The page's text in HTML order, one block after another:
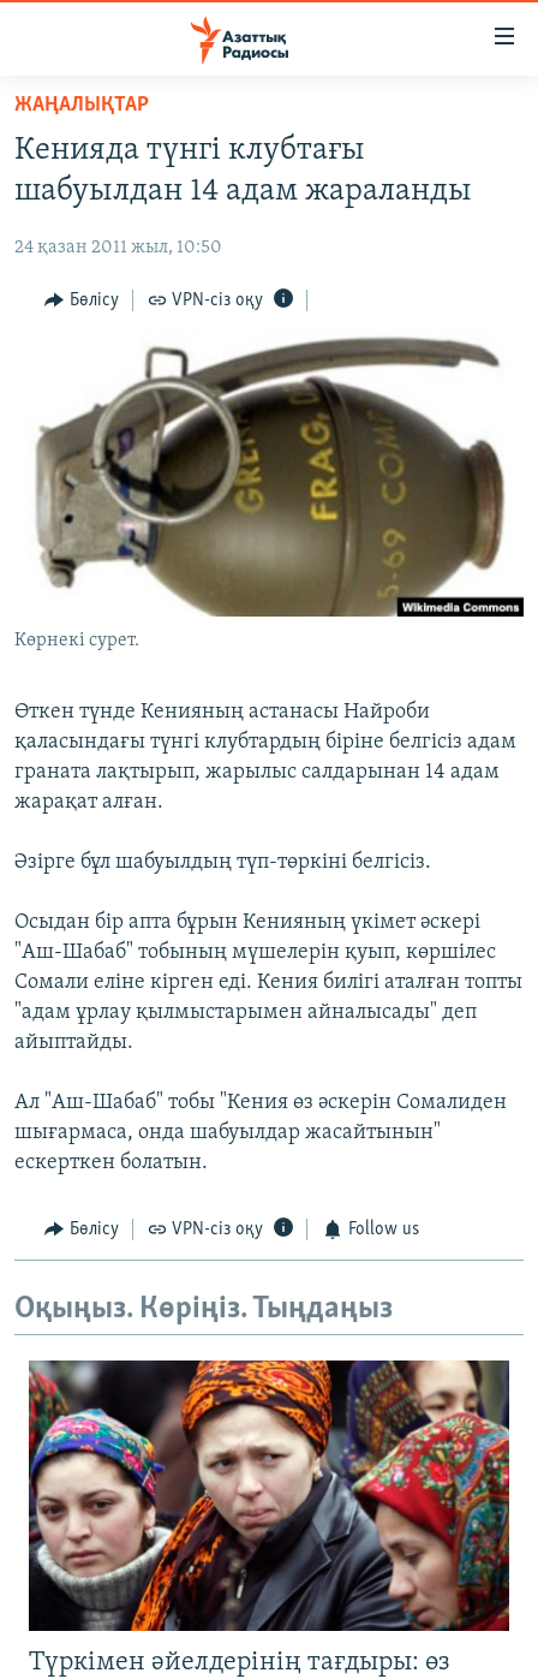
Skip
main
content
to
Navigation
САЯСАТ
AZATTYQTV
ҚАҢТАР ОҚИҒАСЫ
АДАМ ҚҰҚЫҚТАРЫ
АРНАЙЫ ЖОБАЛАР
Русский
ЖАЗЫЛЫҢЫЗ
ЖАҢАЛЫҚТАР
Кенияда түнгі клубтағы
шабуылдан 14 адам жараланды
24 қазан 2011 жыл, 10:50
Бөлісу VPN-сіз оқу
Көрнекі сурет.
Өткен түнде Кенияның астанасы Найроби
қаласындағы түнгі клубтардың біріне белгісіз адам
граната лақтырып, жарылыс салдарынан 14 адам
жарақат алған.
Әзірге бұл шабуылдың түп-төркіні белгісіз.
Осыдан бір апта бұрын Кенияның үкімет әскері
"Аш-Шабаб" тобының мүшелерін қуып, көршілес
Сомали еліне кірген еді. Кения билігі аталған топты
"адам ұрлау қылмыстарымен айналысады" деп
айыптайды.
Ал "Аш-Шабаб" тобы "Кения өз әскерін Сомалиден
шығармаса, онда шабуылдар жасайтынын"
ескерткен болатын.
Бөлісу VPN-сіз оқу Follow us
Оқыңыз. Көріңіз. Тыңдаңыз
Түркімен әйелдерінің тағдыры: өз